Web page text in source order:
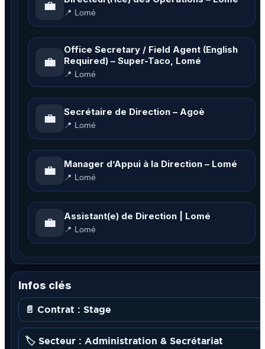
💼 📍 Lomé
💼
Office Secretary / Field Agent (English
Required) – Super-Taco, Lomé
📍 Lomé
💼 Secrétaire de Direction – Agoè
📍 Lomé
💼 Manager d’Appui à la Direction – Lomé
📍 Lomé
💼 Assistant(e) de Direction | Lomé
📍 Lomé
Infos clés
📄 Contrat : Stage
🏷️ Secteur : Administration & Secrétariat